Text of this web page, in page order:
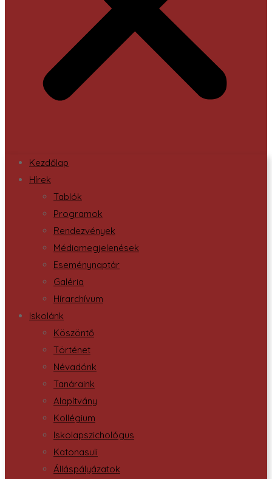
Kezdőlap
Hírek
Tablók
Programok
Rendezvények
Médiamegjelenések
Eseménynaptár
Galéria
Hírarchívum
Iskolánk
Köszöntő
Történet
Névadónk
Tanáraink
Alapítvány
Kollégium
Iskolapszichológus
Katonasuli
Álláspályázatok